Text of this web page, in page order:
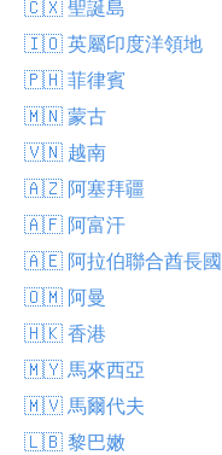
🇨🇽 聖誕島
🇮🇴 英屬印度洋領地
🇵🇭 菲律賓
🇲🇳 蒙古
🇻🇳 越南
🇦🇿 阿塞拜疆
🇦🇫 阿富汗
🇦🇪 阿拉伯聯合酋長國
🇴🇲 阿曼
🇭🇰 香港
🇲🇾 馬來西亞
🇲🇻 馬爾代夫
🇱🇧 黎巴嫩